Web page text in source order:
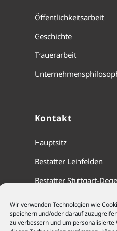
Wir verwenden Technologien wie
speichern und/oder darauf
zu verbessern und um personalisierte
Öffentlichkeitsarbeit
Geschichte
Trauerarbeit
Kontakt
Hauptsitz
Bestatter Leinfelden
Bestatter Stuttgart-
Cookie-Richtlinie (EU)